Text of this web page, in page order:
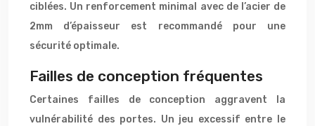
ciblées. Un renforcement minimal avec de l’acier de
2mm d’épaisseur est recommandé pour une
sécurité optimale.
Failles de conception fréquentes
Certaines failles de conception aggravent la
vulnérabilité des portes. Un jeu excessif entre le